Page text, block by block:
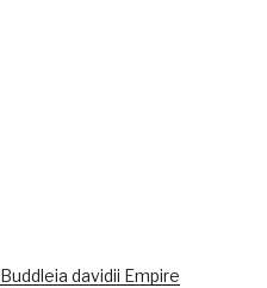
Buddleia davidii Empire